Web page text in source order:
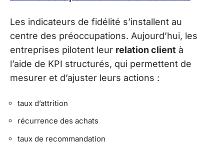
Les indicateurs de fidélité s’installent au
centre des préoccupations. Aujourd’hui, les
entreprises pilotent leur relation client à
l’aide de KPI structurés, qui permettent de
mesurer et d’ajuster leurs actions :
taux d’attrition
récurrence des achats
taux de recommandation